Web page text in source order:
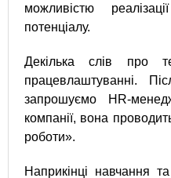
можливістю
потенціалу.
Декілька слів
працевлаштуванні.
запрошуємо HR-
компанії, вона
роботи».
Наприкінці навчання та